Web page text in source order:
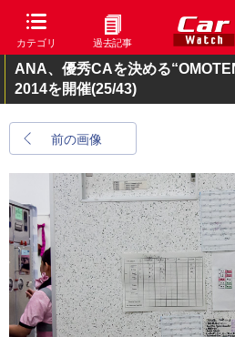
カテゴリ 過去記事
ANA、優秀CAを決める
2014を開催(25/43)
前の画像